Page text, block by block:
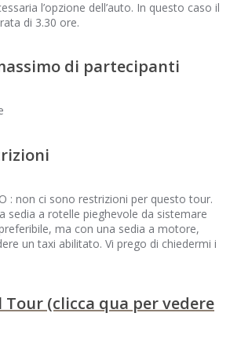
l’opzione dell’auto. In questo caso il
di 3.30 ore.
di partecipanti
: non ci sono restrizioni per questo tour.
sedia a rotelle pieghevole da sistemare
ma con una sedia a motore,
un taxi abilitato. Vi prego di chiedermi i
(clicca qua per vedere